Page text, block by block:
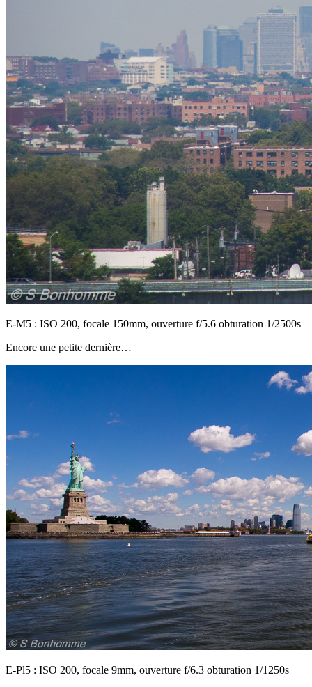
E-M5 : ISO 200, focale 150mm, ouverture f/5.6 obturation 1/2500s
Encore une petite dernière…
E-Pl5 : ISO 200, focale 9mm, ouverture f/6.3 obturation 1/1250s